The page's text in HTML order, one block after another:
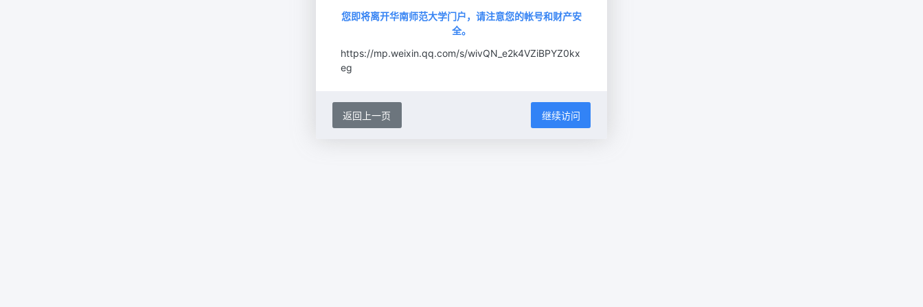
您即将离开华南师范大学门户，请注意您的帐号和财产安
全。
https://mp.weixin.qq.com/s/wivQN_e2k4VZiBPYZ0kx
eg
返回上一页 继续访问